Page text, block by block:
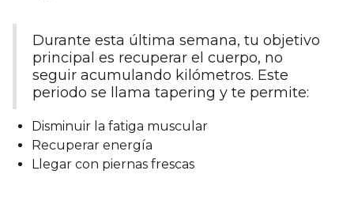
Durante esta última semana, tu objetivo
principal es recuperar el cuerpo, no
seguir acumulando kilómetros. Este
periodo se llama tapering y te permite:
Disminuir la fatiga muscular
Recuperar energía
Llegar con piernas frescas